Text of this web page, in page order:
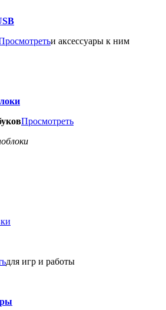
и аксессуары к ним
Просмотреть
для игр и работы